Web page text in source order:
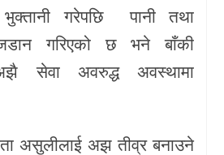
भुक्तानी गरेपछिपानी तथा
गरिएको छ भने बाँकी
सेवा अवरुद्ध अवस्थामा
असुलीलाई अझ तीव्र बनाउने